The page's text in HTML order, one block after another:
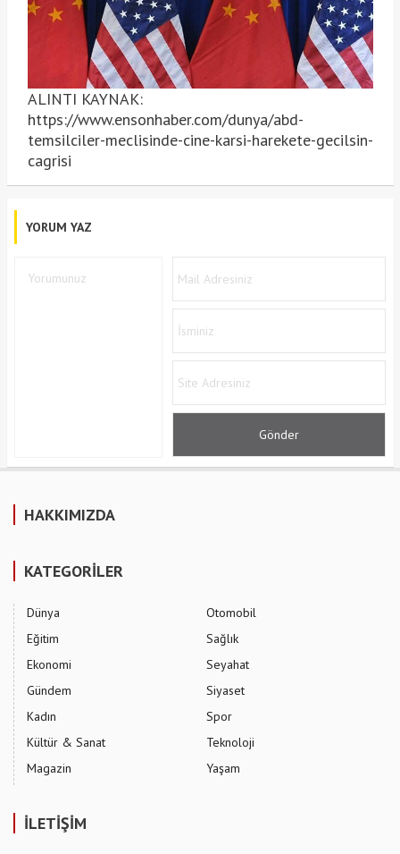
ALINTI KAYNAK:
https://www.ensonhaber.com/dunya/abd-
temsilciler-meclisinde-cine-karsi-harekete-gecilsin-
cagrisi
YORUM YAZ
HAKKIMIZDA
KATEGORİLER
Dünya
Eğitim
Ekonomi
Gündem
Kadın
Kültür & Sanat
Magazin
Otomobil
Sağlık
Seyahat
Siyaset
Spor
Teknoloji
Yaşam
İLETİŞİM